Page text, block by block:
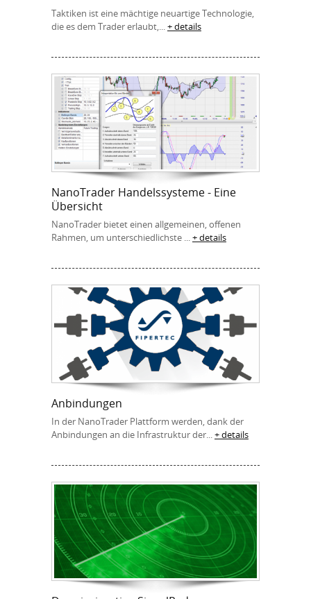
Taktiken ist eine mächtige neuartige Technologie,
die es dem Trader erlaubt,...+ details
NanoTrader Handelssysteme - Eine
Übersicht
NanoTrader bietet einen allgemeinen, offenen
Rahmen, um unterschiedlichste ...+ details
Anbindungen
In der NanoTrader Plattform werden, dank der
Anbindungen an die Infrastruktur der...+ details